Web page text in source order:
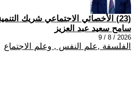
(23) الأخصائي الاجتماعي شريك التنمية المجهول
سامح سعيد عبد العزيز
2026 / 8 / 9
الفلسفة ,علم النفس , وعلم الاجتماع